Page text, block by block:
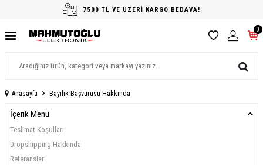
7500 TL VE ÜZERİ KARGO BEDAVA!
0
Anasayfa Bayilik Başvurusu Hakkında
İçerik Menü
Teslimat Koşulları
Dropshipping Hakkında
Referanslar